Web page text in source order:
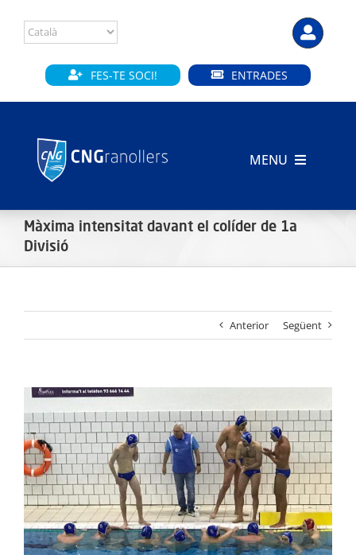
content
FES-TE SOCI! ENTRADES
MENU
CLUB
INFANTS
BLOG
EMPRESES
Màxima intensitat davant el colíder de 1a
Divisió
Anterior Següent
View
Image